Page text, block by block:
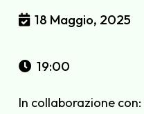
18 Maggio, 2025
19:00
In collaborazione con: